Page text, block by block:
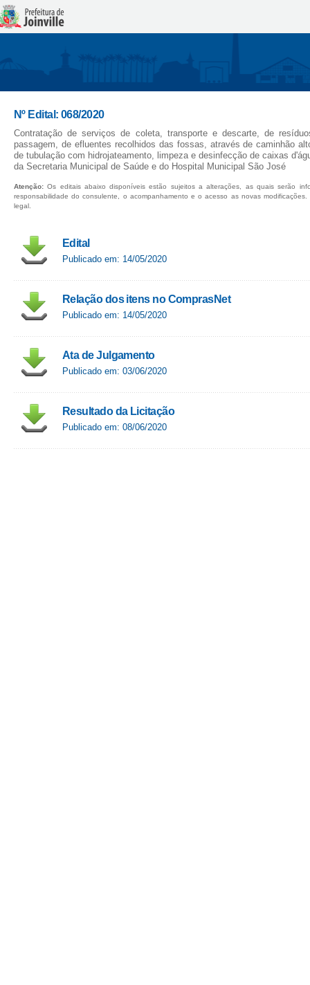
Nº Edital: 068/2020
Contratação de serviços de coleta, transporte e descarte, de
passagem, de efluentes recolhidos das fossas, através de caminhão
de tubulação com hidrojateamento, limpeza e desinfecção de caixas
da Secretaria Municipal de Saúde e do Hospital Municipal São José
Atenção: Os editais abaixo disponíveis estão sujeitos a alterações, as quais serão
responsabilidade do consulente, o acompanhamento e o acesso as novas
legal.
Edital
Publicado em: 14/05/2020
Relação dos itens no ComprasNet
Publicado em: 14/05/2020
Ata de Julgamento
Publicado em: 03/06/2020
Resultado da Licitação
Publicado em: 08/06/2020